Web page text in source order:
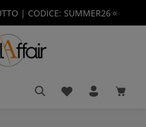
| CODICE: SUMMER26🔅
Hai 0 articoli nella
Il